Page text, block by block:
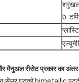
b.
मैनुअल रीसेट प्रकार का अंतर